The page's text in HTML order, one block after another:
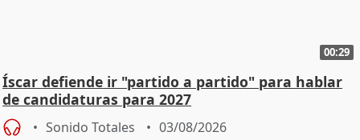
00:29
Íscar defiende ir "partido a partido" para hablar
de candidaturas para 2027
Sonido Totales 03/08/2026